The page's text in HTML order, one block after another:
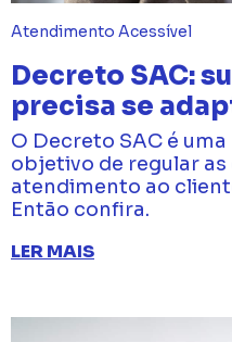
Atendimento Acessível
Decreto SAC:
precisa se
O Decreto SAC é
objetivo de regular as
atendimento ao
Então confira.
LER MAIS